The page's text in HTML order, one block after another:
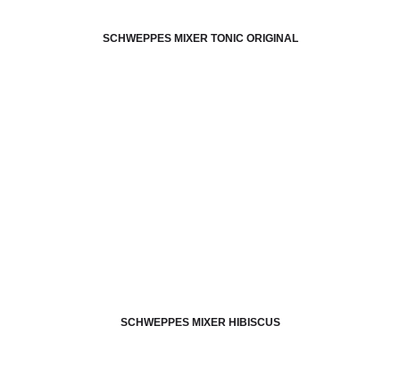
SCHWEPPES MIXER TONIC ORIGINAL
SCHWEPPES MIXER HIBISCUS